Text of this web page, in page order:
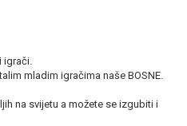
igrači.
mladim igračima naše BOSNE.
na svijetu a možete se izgubiti i